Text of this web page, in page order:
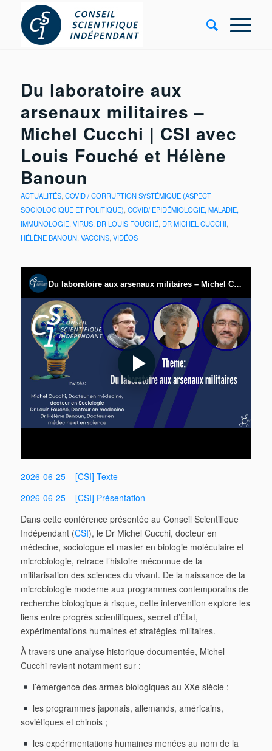
Du laboratoire aux
arsenaux militaires –
Michel Cucchi | CSI avec
Louis Fouché et Hélène
Banoun
ACTUALITÉS, COVID / CORRUPTION SYSTÉMIQUE (ASPECT
SOCIOLOGIQUE ET POLITIQUE) COVID/ EPIDÉMIOLOGIE, MALADIE,
IMMUNOLOGIE, VIRUS, DR LOUIS FOUCHÉ, DR MICHEL CUCCHI,
HÉLÈNE BANOUN, VACCINS, VIDÉOS
2026-06-25 – [CSI] Texte
2026-06-25 – [CSI] Présentation
Dans cette conférence présentée au Conseil Scientifique
Indépendant (CSI), le Dr Michel Cucchi, docteur en
médecine, sociologue et master en biologie moléculaire et
microbiologie, retrace l’histoire méconnue de la
militarisation des sciences du vivant. De la naissance de la
microbiologie moderne aux programmes contemporains de
recherche biologique à risque, cette intervention explore les
liens entre progrès scientifiques, secret d’État,
expérimentations humaines et stratégies militaires.
À travers une analyse historique documentée, Michel
Cucchi revient notamment sur :
l’émergence des armes biologiques au XXe siècle ;
les programmes japonais, allemands, américains,
soviétiques et chinois ;
les expérimentations humaines menées au nom de la